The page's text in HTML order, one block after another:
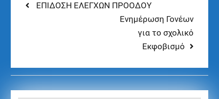
ΕΠΙΔΟΣΗ ΕΛΕΓΧΩΝ ΠΡΟΟΔΟΥ
Ενημέρωση Γονέων
για το σχολικό
Εκφοβισμό